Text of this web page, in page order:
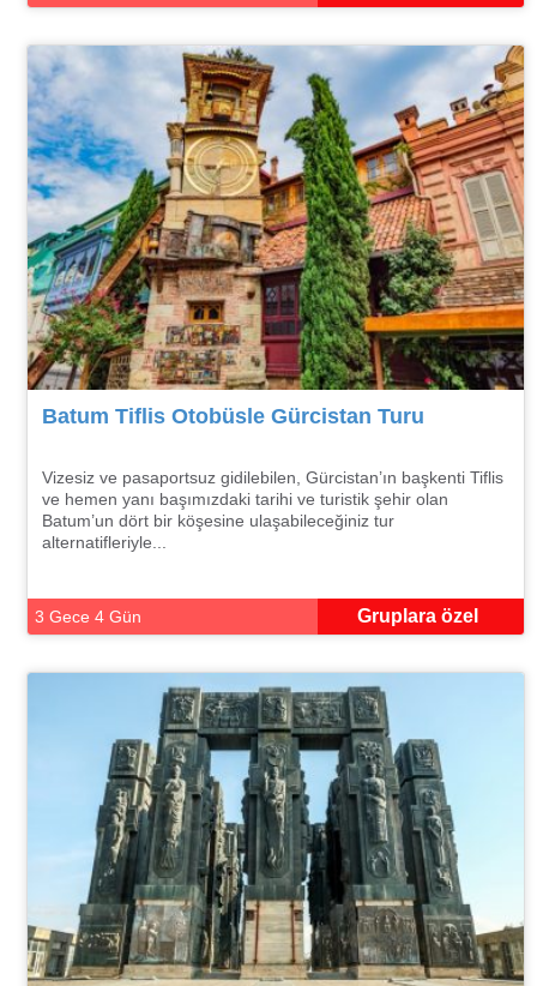
Batum Tiflis Otobüsle Gürcistan Turu
Vizesiz ve pasaportsuz gidilebilen, Gürcistan’ın başkenti Tiflis
ve hemen yanı başımızdaki tarihi ve turistik şehir olan
Batum’un dört bir köşesine ulaşabileceğiniz tur
alternatifleriyle...
3 Gece 4 Gün Gruplara özel